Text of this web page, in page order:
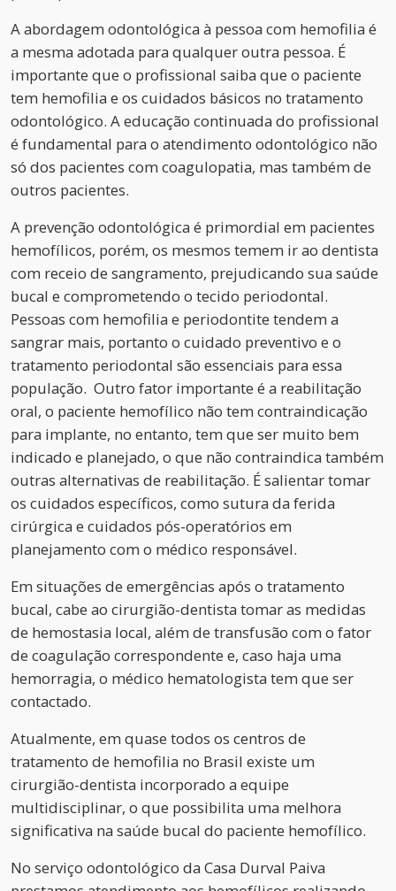
A abordagem odontológica à pessoa com hemofilia é
a mesma adotada para qualquer outra pessoa. É
importante que o profissional saiba que o paciente
tem hemofilia e os cuidados básicos no tratamento
odontológico. A educação continuada do profissional
é fundamental para o atendimento odontológico não
só dos pacientes com coagulopatia, mas também de
outros pacientes.
A prevenção odontológica é primordial em pacientes
hemofílicos, porém, os mesmos temem ir ao dentista
com receio de sangramento, prejudicando sua saúde
bucal e comprometendo o tecido periodontal.
Pessoas com hemofilia e periodontite tendem a
sangrar mais, portanto o cuidado preventivo e o
tratamento periodontal são essenciais para essa
população. Outro fator importante é a reabilitação
oral, o paciente hemofílico não tem contraindicação
para implante, no entanto, tem que ser muito bem
indicado e planejado, o que não contraindica também
outras alternativas de reabilitação. É salientar tomar
os cuidados específicos, como sutura da ferida
cirúrgica e cuidados pós-operatórios em
planejamento com o médico responsável.
Em situações de emergências após o tratamento
bucal, cabe ao cirurgião-dentista tomar as medidas
de hemostasia local, além de transfusão com o fator
de coagulação correspondente e, caso haja uma
hemorragia, o médico hematologista tem que ser
contactado.
Atualmente, em quase todos os centros de
tratamento de hemofilia no Brasil existe um
cirurgião-dentista incorporado a equipe
multidisciplinar, o que possibilita uma melhora
significativa na saúde bucal do paciente hemofílico.
No serviço odontológico da Casa Durval Paiva